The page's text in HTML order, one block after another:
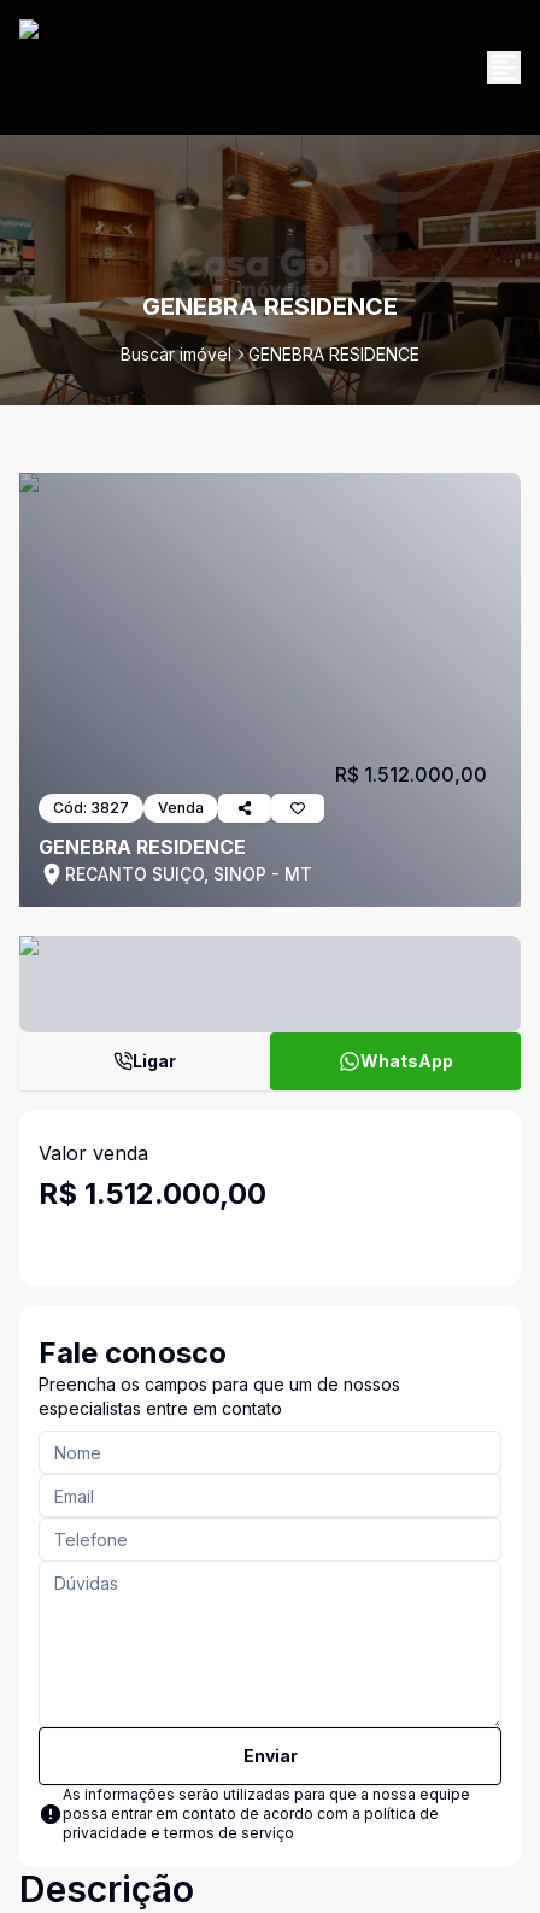
GENEBRA RESIDENCE
Buscar imóvel GENEBRA RESIDENCE
Cód: 3827 Venda
GENEBRA RESIDENCE
RECANTO SUIÇO, SINOP - MT
R$ 1.512.000,00
Ligar WhatsApp
Valor venda
R$ 1.512.000,00
Fale conosco
Preencha os campos para que um de nossos
especialistas entre em contato
Enviar
As informações serão utilizadas para que a nossa equipe
possa entrar em contato de acordo com a política de
privacidade e termos de serviço
Descrição